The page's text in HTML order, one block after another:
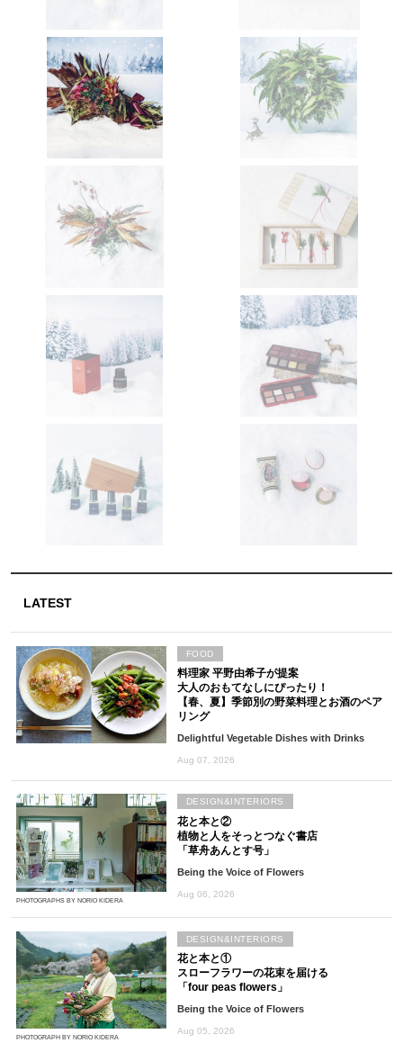
LATEST
料理家 平野由希子が提案
大人のおもてなしにぴったり！
【春、夏】季節別の野菜料理とお酒のペア
リング
Delightful Vegetable Dishes with Drinks
Aug 07, 2026
FOOD
PHOTOGRAPHS BY NORIO KIDERA
花と本と②
植物と人をそっとつなぐ書店
「草舟あんとす号」
Being the Voice of Flowers
Aug 06, 2026
DESIGN&INTERIORS
PHOTOGRAPH BY NORIO KIDERA
花と本と①
スローフラワーの花束を届ける
「four peas flowers」
Being the Voice of Flowers
Aug 05, 2026
DESIGN&INTERIORS